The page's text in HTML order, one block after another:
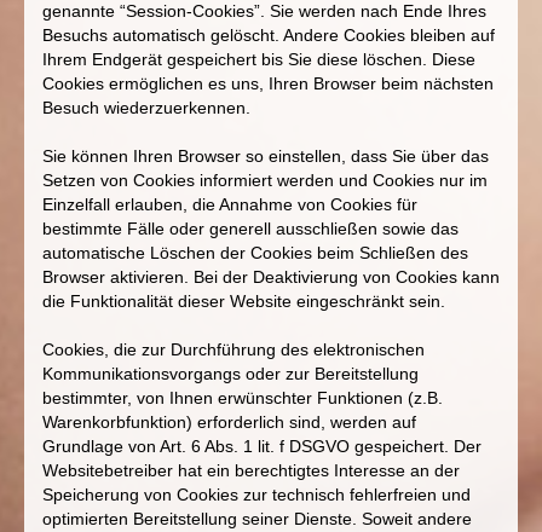
genannte “Session-Cookies”. Sie werden nach Ende Ihres
Besuchs automatisch gelöscht. Andere Cookies bleiben auf
Ihrem Endgerät gespeichert bis Sie diese löschen. Diese
Cookies ermöglichen es uns, Ihren Browser beim nächsten
Besuch wiederzuerkennen.
Sie können Ihren Browser so einstellen, dass Sie über das
Setzen von Cookies informiert werden und Cookies nur im
Einzelfall erlauben, die Annahme von Cookies für
bestimmte Fälle oder generell ausschließen sowie das
automatische Löschen der Cookies beim Schließen des
Browser aktivieren. Bei der Deaktivierung von Cookies kann
die Funktionalität dieser Website eingeschränkt sein.
Cookies, die zur Durchführung des elektronischen
Kommunikationsvorgangs oder zur Bereitstellung
bestimmter, von Ihnen erwünschter Funktionen (z.B.
Warenkorbfunktion) erforderlich sind, werden auf
Grundlage von Art. 6 Abs. 1 lit. f DSGVO gespeichert. Der
Websitebetreiber hat ein berechtigtes Interesse an der
Speicherung von Cookies zur technisch fehlerfreien und
optimierten Bereitstellung seiner Dienste. Soweit andere